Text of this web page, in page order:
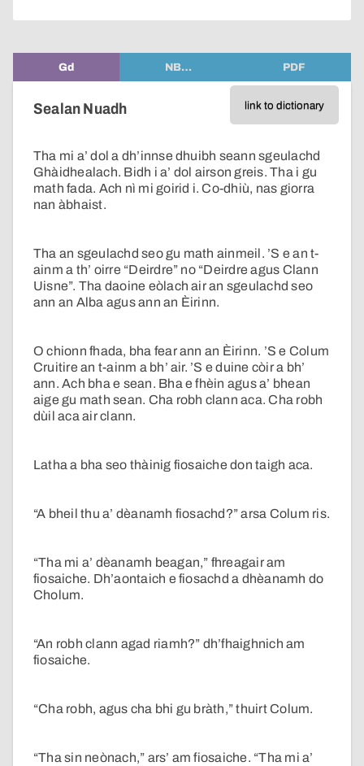
Gd NB… PDF
link to dictionary
Sealan Nuadh
Tha mi a’ dol a dh’innse dhuibh seann sgeulachd
Ghàidhealach. Bidh i a’ dol airson greis. Tha i gu
math fada. Ach nì mi goirid i. Co-dhiù, nas giorra
nan àbhaist.
Tha an sgeulachd seo gu math ainmeil. ’S e an t-
ainm a th’ oirre “Deirdre” no “Deirdre agus Clann
Uisne”. Tha daoine eòlach air an sgeulachd seo
ann an Alba agus ann an Èirinn.
O chionn fhada, bha fear ann an Èirinn. ’S e Colum
Cruitire an t-ainm a bh’ air. ’S e duine còir a bh’
ann. Ach bha e sean. Bha e fhèin agus a’ bhean
aige gu math sean. Cha robh clann aca. Cha robh
dùil aca air clann.
Latha a bha seo thàinig fiosaiche don taigh aca.
“A bheil thu a’ dèanamh fiosachd?” arsa Colum ris.
“Tha mi a’ dèanamh beagan,” fhreagair am
fiosaiche. Dh’aontaich e fiosachd a dhèanamh do
Cholum.
“An robh clann agad riamh?” dh’fhaighnich am
fiosaiche.
“Cha robh, agus cha bhi gu bràth,” thuirt Colum.
“Tha sin neònach,” ars’ am fiosaiche. “Tha mi a’